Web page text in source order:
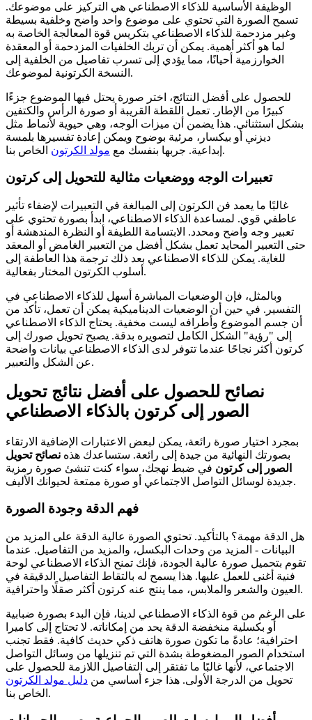
الوظيفة الأساسية للذكاء الاصطناعي هي التركيز على موضوعك.
تسمح الصورة التي تحتوي على موضوع واحد واضح وخلفية بسيطة
وغير مزدحمة للذكاء الاصطناعي بتكريس قوة المعالجة الخاصة به
لما هو أكثر أهمية. يمكن أن تربك الخلفيات المزدحمة أو المعقدة
الخوارزمية أحيانًا، مما يؤدي إلى تسرب تفاصيل من الخلفية إلى
النسخة الكرتونية لموضوعك.
للحصول على أفضل النتائج، اختر صورة يحتل فيها الموضوع جزءًا
كبيرًا من الإطار. تعمل اللقطة القريبة أو صورة الرأس والكتفين
بشكل استثنائي. هذا يضمن أن ميزات الوجه، وهي حيوية لأنماط مثل
ديزني أو بيكسار، مرئية بوضوح ويمكن إعادة تفسيرها بلمسة
إبداعية. جربها بنفسك مع مولد الكرتون الخاص بنا.
تعبيرات الوجه ووضعيات مثالية للتحويل إلى كرتون
غالبًا ما يعمد فن الكرتون إلى المبالغة في التعبيرات لإضفاء تأثير
عاطفي قوي. لمساعدة الذكاء الاصطناعي، ابدأ بصورة تحتوي على
تعبير وجه واضح ومحدد. الابتسامة اللطيفة أو النظرة المندهشة أو
حتى التعبير المحايد تعمل بشكل أفضل من التعبير الغامض أو المعقد
للغاية. يمكن للذكاء الاصطناعي بعد ذلك ترجمة هذا العاطفة إلى
أسلوب الكرتون المختار بفعالية.
وبالمثل، فإن الوضعيات المباشرة أسهل للذكاء الاصطناعي في
التفسير. في حين أن الوضعيات الديناميكية يمكن أن تعمل، تأكد من
أن جسم الموضوع وأطرافه ليست مخفية. يحتاج الذكاء الاصطناعي
إلى "رؤية" الشكل الكامل لتصويره بدقة. يصبح تحويل صورك إلى
كرتون أكثر نجاحًا عندما تتوفر لدى الذكاء الاصطناعي بيانات واضحة
عن الشكل والتعبير.
نصائح للحصول على أفضل نتائج تحويل
الصور إلى كرتون بالذكاء الاصطناعي
بمجرد اختيار صورة رائعة، يمكن لبعض الاعتبارات الإضافية الارتقاء
بصورتك النهائية من جيدة إلى رائعة. ستساعدك هذه نصائح تحويل
الصور إلى كرتون في ضبط نهجك، سواء كنت تنشئ صورة رمزية
جديدة لوسائل التواصل الاجتماعي أو صورة ممتعة لحيوانك الأليف.
فهم الدقة وجودة الصورة
هل الدقة مهمة؟ بالتأكيد. تحتوي الصورة عالية الدقة على المزيد من
البيانات - المزيد من وحدات البكسل، والمزيد من التفاصيل. عندما
تقوم بتحميل صورة عالية الجودة، فإنك تمنح الذكاء الاصطناعي لوحة
فنية أغنى للعمل عليها. هذا يسمح له بالتقاط التفاصيل الدقيقة في
العيون والشعر والملابس، مما ينتج عنه كرتون أكثر صقلًا واحترافية.
على الرغم من قوة الذكاء الاصطناعي لدينا، فإن البدء بصورة ضبابية
أو بكسلية منخفضة الدقة يحد من إمكاناته. لا تحتاج إلى كاميرا
احترافية؛ عادةً ما تكون صورة هاتف ذكي حديث كافية. فقط تجنب
استخدام الصور المضغوطة بشدة التي تم تنزيلها من وسائل التواصل
الاجتماعي، لأنها غالبًا ما تفتقر إلى التفاصيل اللازمة للحصول على
تحويل من الدرجة الأولى. هذا جزء أساسي من دليل مولد الكرتون
الخاص بنا.